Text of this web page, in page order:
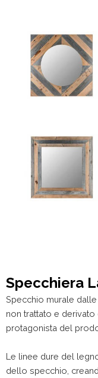
Specchiera
Specchio murale dalle
non trattato e derivato
protagonista del
Le linee dure del
dello specchio,